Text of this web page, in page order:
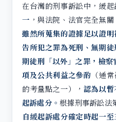
在台灣的刑事訴訟中，緩
一 ，與法院、法官完全無關
雖然所蒐集的證據足以證
告所犯之罪為死刑、無期
期徒刑「以外」之罪，檢
項及公共利益之參酌 （通
的考量點之一）， 認為以
起訴處分。根據刑事訴訟法
自緩起訴處分確定時起一